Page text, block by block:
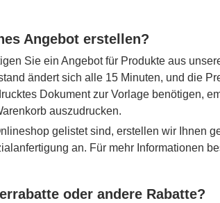
Angebot erstellen?
Sie ein Angebot für Produkte aus
ändert sich alle 15 Minuten, und die
Dokument zur Vorlage benötigen,
auszudrucken.
gelistet sind, erstellen wir Ihnen
an. Für mehr Informationen
oder andere Rabatte?